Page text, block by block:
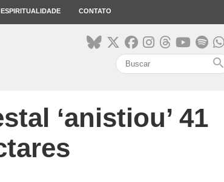
ESPIRITUALIDADE CONTATO
search
‘anistiou’ 41